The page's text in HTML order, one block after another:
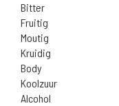
Bitter
Fruitig
Moutig
Kruidig
Body
Koolzuur
Alcohol